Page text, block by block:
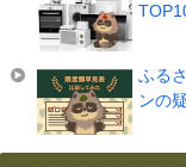
ふる
ンの